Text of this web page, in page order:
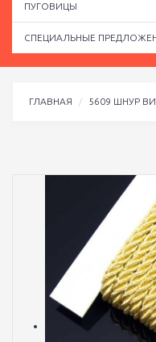
ПУГОВИЦЫ
СПЕЦИАЛЬНЫЕ
ГЛАВНАЯ 5609 ШНУР